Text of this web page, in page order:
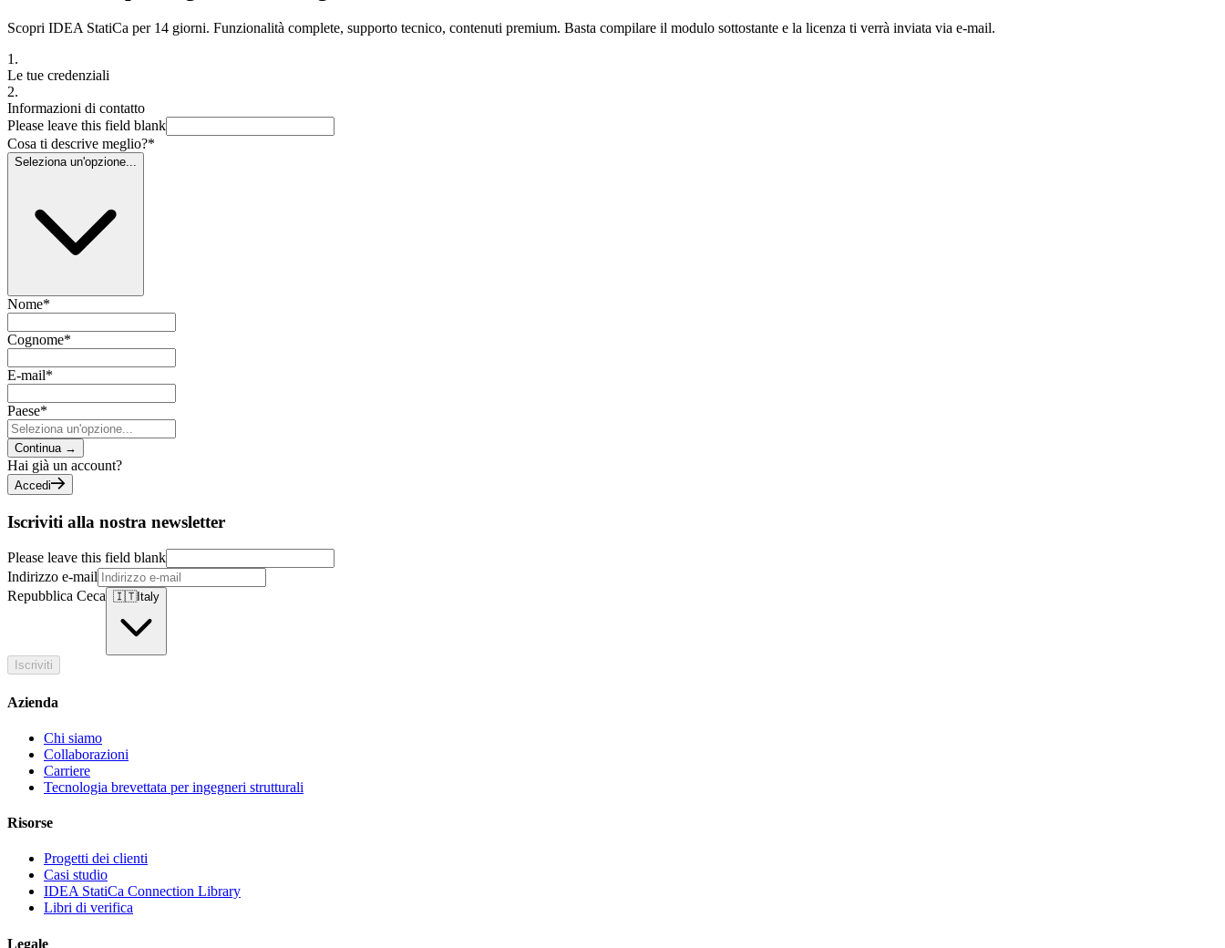
Scopri IDEA StatiCa per 14 giorni. Funzionalità complete, supporto tecnico, contenuti premium. Basta compilare il modulo sottostante e la licenza ti verrà inviata via e-mail.
1.
Le tue credenziali
2.
Informazioni di contatto
Please leave this field blank
Cosa ti descrive meglio?*
Seleziona un'opzione...
Nome*
Cognome*
E-mail*
Paese*
Continua →
Hai già un account?
Accedi
Iscriviti alla nostra newsletter
Please leave this field blank
Indirizzo e-mail
Repubblica Ceca 🇮🇹Italy
Iscriviti
Azienda
Chi siamo
Collaborazioni
Carriere
Tecnologia brevettata per ingegneri strutturali
Risorse
Progetti dei clienti
Casi studio
IDEA StatiCa Connection Library
Libri di verifica
Legale